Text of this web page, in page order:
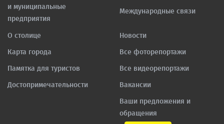
и муниципальные
предприятия
Международные связи
О столице
Карта города
Памятка для туристов
Достопримечательности
Новости
Все фоторепортажи
Все видеорепортажи
Вакансии
Ваши предложения и
обращения